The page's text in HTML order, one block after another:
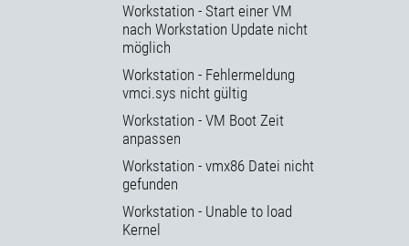
Workstation - Start einer VM
nach Workstation Update nicht
möglich
Workstation - Fehlermeldung
vmci.sys nicht gültig
Workstation - VM Boot Zeit
anpassen
Workstation - vmx86 Datei nicht
gefunden
Workstation - Unable to load
Kernel